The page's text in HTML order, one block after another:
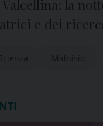
la
e dei
festival
Malnisio